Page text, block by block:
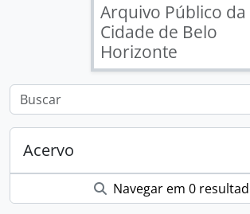
Arquivo Público da
Cidade de Belo
Horizonte
Acervo
Navegar em 0